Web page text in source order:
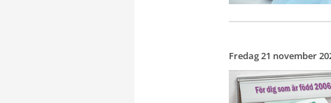
Fredag 21 november